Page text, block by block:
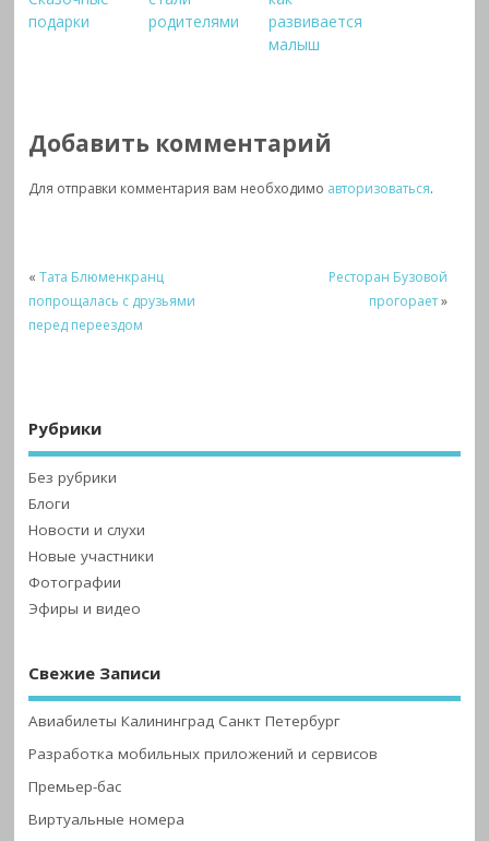
подарки
родителями
развивается
малыш
Добавить комментарий
Для отправки комментария вам необходимо авторизоваться.
«Тата Блюменкранц
попрощалась с друзьями
перед переездом
Ресторан Бузовой
прогорает»
Рубрики
Без рубрики
Блоги
Новости и слухи
Новые участники
Фотографии
Эфиры и видео
Свежие Записи
Авиабилеты Калининград Санкт Петербург
Разработка мобильных приложений и сервисов
Премьер-бас
Виртуальные номера